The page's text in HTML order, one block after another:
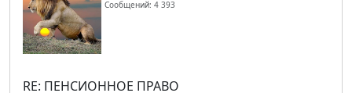
Сообщений: 4 393
RE: ПЕНСИОННОЕ ПРАВО